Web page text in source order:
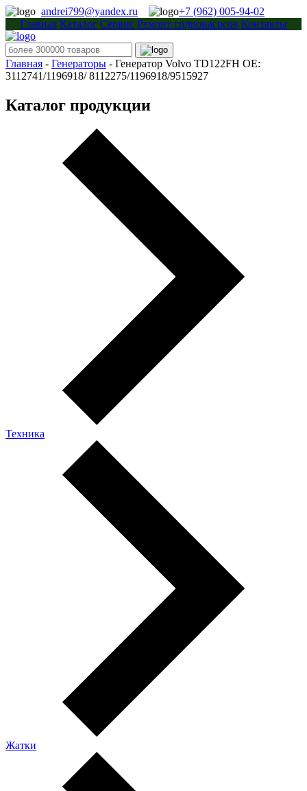
andrei799@yandex.ru
+7 (962) 005-94-02
Главная Каталог Сервис Ремонт гидронасосов Контакты
Главная - Генераторы - Генератор Volvo TD122FH OE:
3112741/1196918/ 8112275/1196918/9515927
Каталог продукции
Техника
Жатки